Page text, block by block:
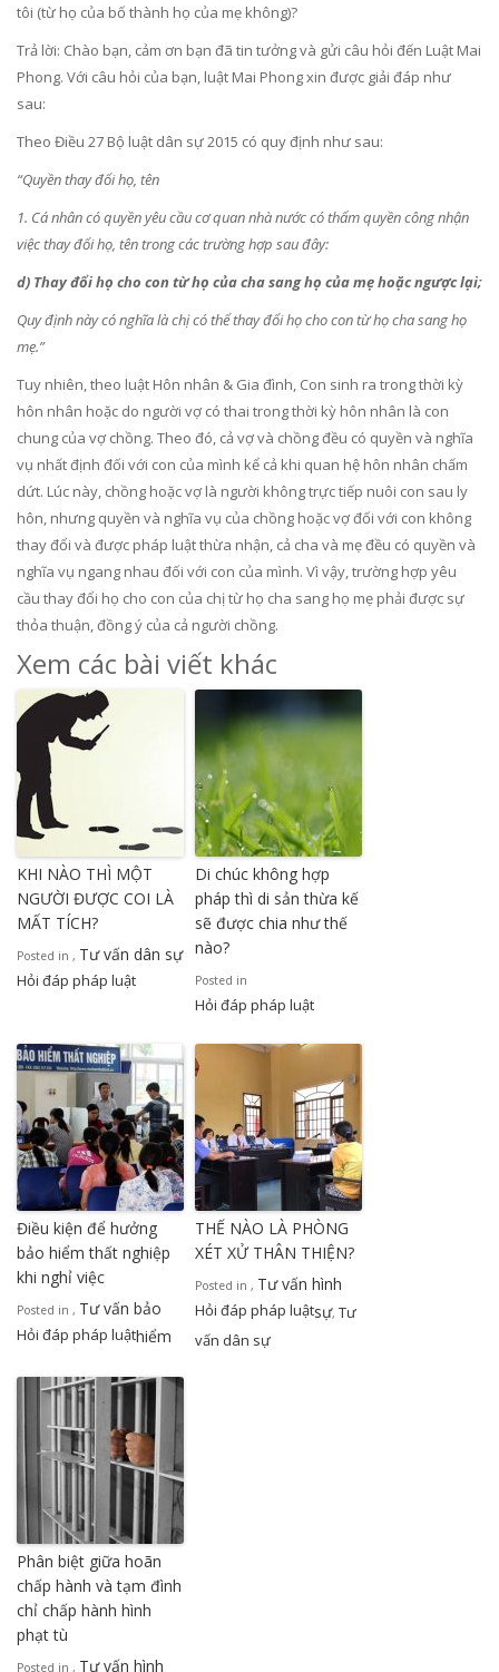
tôi (từ họ của bố thành họ của mẹ không)?
Trả lời: Chào bạn, cảm ơn bạn đã tin tưởng và gửi câu hỏi đến Luật Mai
Phong. Với câu hỏi của bạn, luật Mai Phong xin được giải đáp như
sau:
Theo Điều 27 Bộ luật dân sự 2015 có quy định như sau:
“Quyền thay đổi họ, tên
1. Cá nhân có quyền yêu cầu cơ quan nhà nước có thẩm quyền công nhận
việc thay đổi họ, tên trong các trường hợp sau đây:
d) Thay đổi họ cho con từ họ của cha sang họ của mẹ hoặc ngược lại;
Quy định này có nghĩa là chị có thể thay đổi họ cho con từ họ cha sang họ
mẹ.”
Tuy nhiên, theo luật Hôn nhân & Gia đình, Con sinh ra trong thời kỳ
hôn nhân hoặc do người vợ có thai trong thời kỳ hôn nhân là con
chung của vợ chồng. Theo đó, cả vợ và chồng đều có quyền và nghĩa
vụ nhất định đối với con của mình kể cả khi quan hệ hôn nhân chấm
dứt. Lúc này, chồng hoặc vợ là người không trực tiếp nuôi con sau ly
hôn, nhưng quyền và nghĩa vụ của chồng hoặc vợ đối với con không
thay đổi và được pháp luật thừa nhận, cả cha và mẹ đều có quyền và
nghĩa vụ ngang nhau đối với con của mình. Vì vậy, trường hợp yêu
cầu thay đổi họ cho con của chị từ họ cha sang họ mẹ phải được sự
thỏa thuận, đồng ý của cả người chồng.
Xem các bài viết khác
KHI NÀO THÌ MỘT
NGƯỜI ĐƯỢC COI LÀ
MẤT TÍCH?
Posted in
Hỏi đáp pháp luật
, Tư vấn dân sự
Di chúc không hợp
pháp thì di sản thừa kế
sẽ được chia như thế
nào?
Posted in
Hỏi đáp pháp luật
Điều kiện để hưởng
bảo hiểm thất nghiệp
khi nghỉ việc
Posted in
Hỏi đáp pháp luật
, Tư vấn bảo
hiểm
THẾ NÀO LÀ PHÒNG
XÉT XỬ THÂN THIỆN?
Posted in
Hỏi đáp pháp luật
, Tư vấn hình
sự, Tư
vấn dân sự
Phân biệt giữa hoãn
chấp hành và tạm đình
chỉ chấp hành hình
phạt tù
Posted in , Tư vấn hình